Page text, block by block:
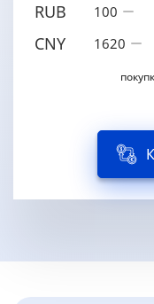
RUB 100
CNY 1620